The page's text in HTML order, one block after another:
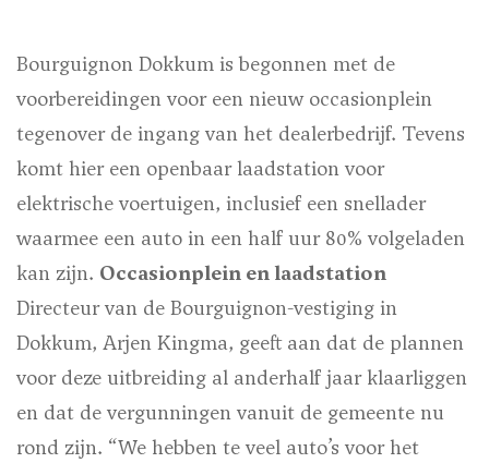
Bourguignon Dokkum is begonnen met de
voorbereidingen voor een nieuw occasionplein
tegenover de ingang van het dealerbedrijf. Tevens
komt hier een openbaar laadstation voor
elektrische voertuigen, inclusief een snellader
waarmee een auto in een half uur 80% volgeladen
kan zijn. Occasionplein en laadstation
Directeur van de Bourguignon-vestiging in
Dokkum, Arjen Kingma, geeft aan dat de plannen
voor deze uitbreiding al anderhalf jaar klaarliggen
en dat de vergunningen vanuit de gemeente nu
rond zijn. “We hebben te veel auto’s voor het